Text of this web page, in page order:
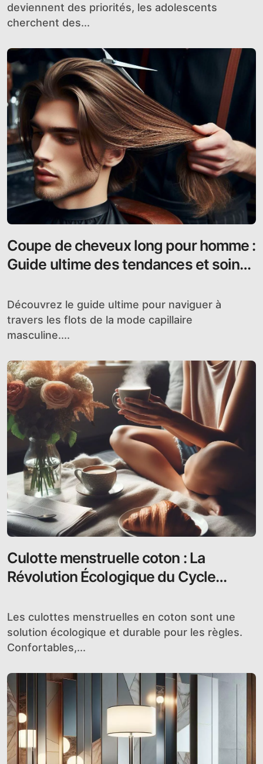
deviennent des priorités, les adolescents
cherchent des...
Coupe de cheveux long pour homme :
Guide ultime des tendances et soins
Découvrez le guide ultime pour naviguer à
travers les flots de la mode capillaire
masculine....
Culotte menstruelle coton : La
Révolution Écologique du Cycle
Les culottes menstruelles en coton sont une
solution écologique et durable pour les règles.
Confortables,...